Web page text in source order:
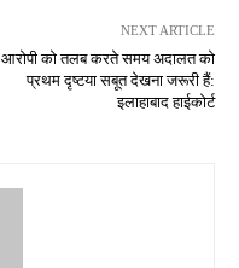
NEXT ARTICLE
आरोपी को तलब करते समय अदालत को
प्रथम दृष्टया सबूत देखना जरूरी हैं:
इलाहाबाद हाईकोर्ट